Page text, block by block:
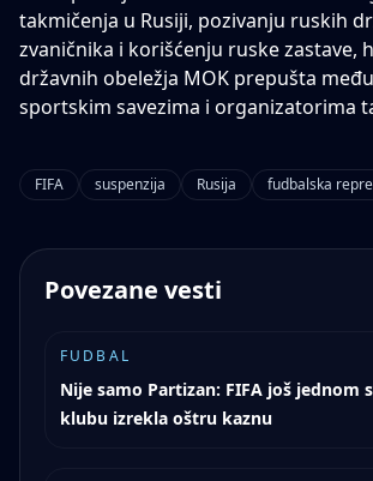
takmičenja u Rusiji, pozivanju ruskih
zvaničnika i korišćenju ruske zastave,
državnih obeležja MOK prepušta
sportskim savezima i organizatorima
FIFA suspenzija Rusija fudbalska
Povezane vesti
FUDBAL
Nije samo Partizan: FIFA još jednom
klubu izrekla oštru kaznu